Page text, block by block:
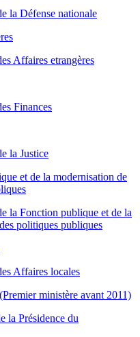
Défense nationale
Affaires etrangères
Finances
la Justice
et de la modernisation de
Fonction publique et de la
politiques publiques
Affaires locales
ministère avant 2011)
Présidence du